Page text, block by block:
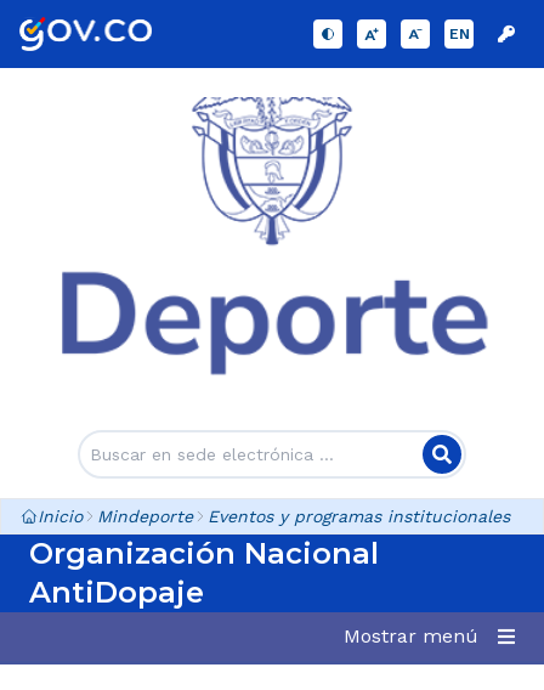
EN
Inicio Mindeporte Eventos y programas institucionales
Organización Nacional
AntiDopaje
Mostrar menú